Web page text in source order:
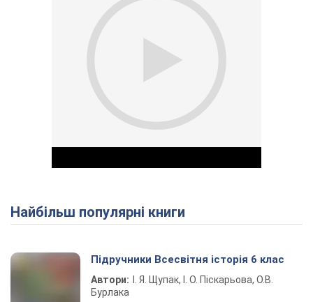
Play Video
Найбільш популярні книги
Підручники Всесвітня історія 6 клас
Автори:
І. Я. Щупак, І. О. Піскарьова, О.В.
Бурлака